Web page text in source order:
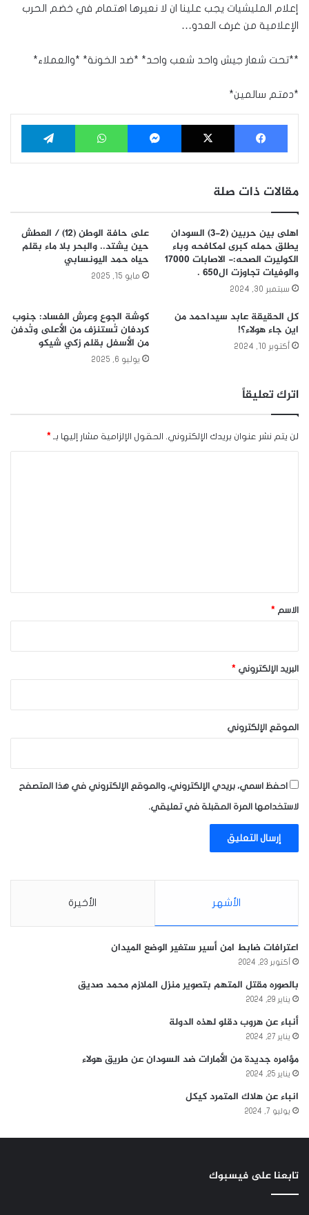
إعلام المليشيات يجب علينا ان لا نعيرها اهتمام في خضم الحرب
الإعلامية من غرف العدو…
**تحت شعار جيش واحد شعب واحد* *ضد الخونة* *والعملاء*
*دمتم سالمين*
فيسبوك ‫X ماسنجر واتساب
مقالات ذات صلة
اهلى بين حربين (2-3) السودان
يطلق حمله كبرى لمكافحه وباء
الكوليرت الصحه:- الاصابات 17000
والوفيات تجاوزت ال650 .
سبتمبر 30, 2024
على حافة الوطن (١٢) / العطش
حين يشتد.. والبحر بلا ماء بقلم
حياه حمد اليونسابي
مايو 15, 2025
كل الحقيقة عابد سيداحمد من
اين جاء هولاء؟!
أكتوبر 10, 2024
كوشة الجوع وعرش الفساد: جنوب
كردفان تُستنزف من الأعلى وتُدفن
من الأسفل بقلم زكي شيكو
يوليو 6, 2025
اترك تعليقاً
لن يتم نشر عنوان بريدك الإلكتروني. الحقول الإلزامية مشار إليها بـ *
*الاسم *
البريد الإلكتروني *
الموقع الإلكتروني
احفظ اسمي، بريدي الإلكتروني، والموقع الإلكتروني في هذا المتصفح
لاستخدامها المرة المقبلة في تعليقي.
الأشهر الأخيرة
اعترافات ضابط امن أسير ستغير الوضع الميدان
أكتوبر 23, 2024
بالصوره مقتل المتهم بتصوير منزل الملازم محمد صديق
يناير 29, 2024
أنباء عن هروب دقلو لهذه الدولة
يناير 27, 2024
مؤامره جديدة من الأمارات ضد السودان عن طريق هولاء
يناير 25, 2024
انباء عن هلاك المتمرد كيكل
يوليو 7, 2024
تابعنا على فيسبوك